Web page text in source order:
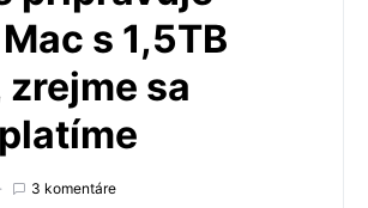
s 1,5TB
zrejme sa
3 komentáre